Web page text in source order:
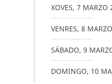
XOVES, 7 MARZO
VENRES, 8 MARZO
SÁBADO, 9
DOMINGO, 10